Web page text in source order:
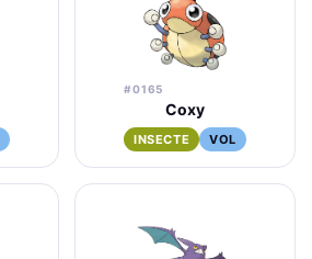
#0165
Coxy
INSECTE VOL